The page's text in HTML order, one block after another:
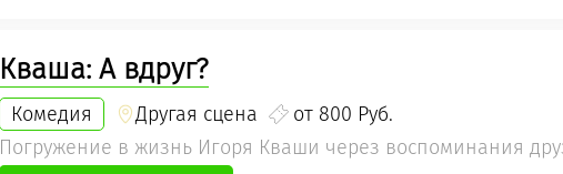
Кваша: А вдруг?
Комедия Другая сцена
от 800 Руб.
Погружение в жизнь Игоря Кваши через воспоминания